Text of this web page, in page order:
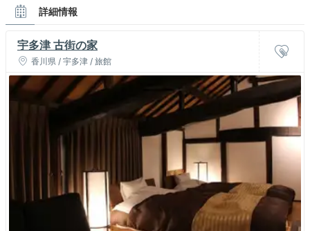
詳細情報
宇多津 古街の家
香川県 / 宇多津 / 旅館